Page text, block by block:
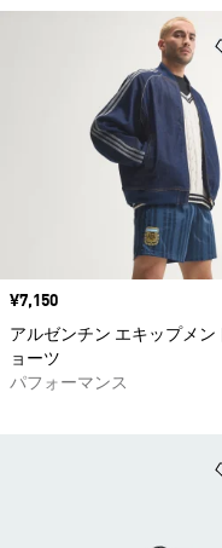
価格
¥7,150
アルゼンチン エキップメン
ョーツ
パフォーマンス